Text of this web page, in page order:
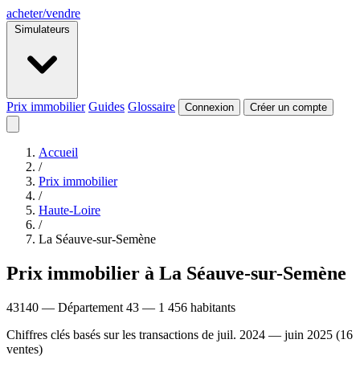
acheter/vendre
Simulateurs
Prix immobilier Guides Glossaire Connexion Créer un compte
Accueil
/
Prix immobilier
/
Haute-Loire
/
La Séauve-sur-Semène
Prix immobilier à La Séauve-sur-Semène
43140 — Département 43 — 1 456 habitants
Chiffres clés basés sur les transactions de juil. 2024 — juin 2025 (16
ventes)